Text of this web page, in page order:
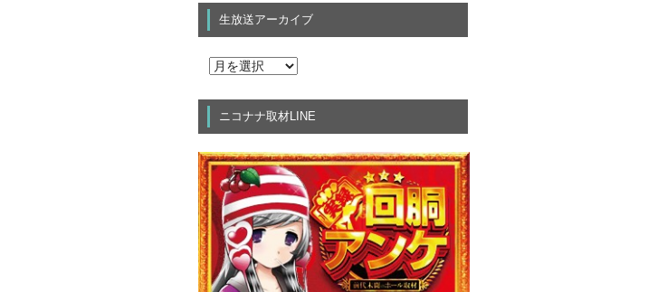
生放送アーカイブ
ニコナナ取材LINE